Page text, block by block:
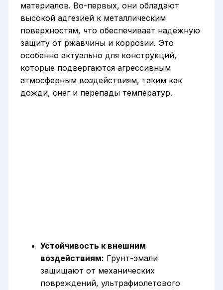
материалов. Во-первых, они обладают
высокой адгезией к металлическим
поверхностям, что обеспечивает надежную
защиту от ржавчины и коррозии. Это
особенно актуально для конструкций,
которые подвергаются агрессивным
атмосферным воздействиям, таким как
дожди, снег и перепады температур.
Устойчивость к внешним
воздействиям: Грунт-эмали
защищают от механических
повреждений, ультрафиолетового